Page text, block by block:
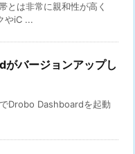
とは非常に親和性が高く
やiC ...
バージョンアップし
Drobo Dashboardを起動